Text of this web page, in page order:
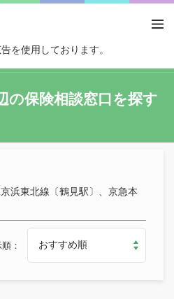
を使用しております。
急鶴見駅
の保険相談窓口を探す
浜東北線〔鶴見駅〕、京急本
順